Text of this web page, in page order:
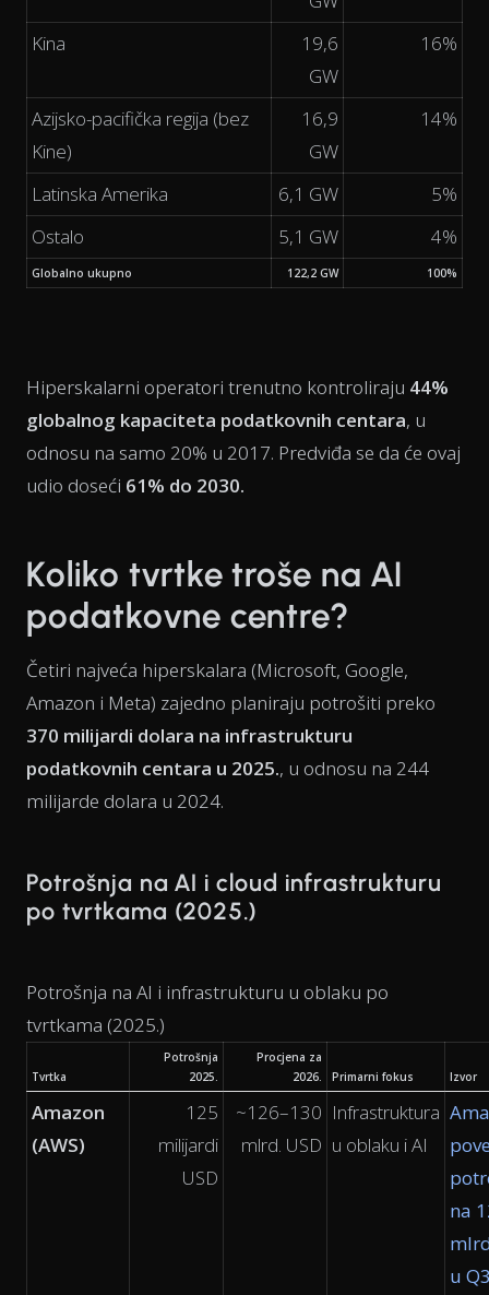
Kina
19,6
GW
16%
Azijsko-pacifička regija (bez
Kine)
16,9
GW
14%
Latinska Amerika 6,1 GW
5%
Ostalo
5,1 GW 4%
Globalno ukupno 122,2 GW 100%
Hiperskalarni operatori trenutno kontroliraju 44%
globalnog kapaciteta podatkovnih centara, u
odnosu na samo 20% u 2017. Predviđa se da će ovaj
udio doseći 61% do 2030.
Koliko tvrtke troše na AI
podatkovne centre?
Četiri najveća hiperskalara (Microsoft, Google,
Amazon i Meta) zajedno planiraju potrošiti preko
370 milijardi dolara na infrastrukturu
podatkovnih centara u 2025., u odnosu na 244
milijarde dolara u 2024.
Potrošnja na AI i cloud infrastrukturu
po tvrtkama (2025.)
Potrošnja na AI i infrastrukturu u oblaku po
tvrtkama (2025.)
Tvrtka
Potrošnja
2025.
Procjena za
2026.
Primarni fokus Izvor
Amazon
(AWS)
125
milijardi
USD
~126–130
mlrd. USD
Infrastruktura
u oblaku i AI
na
u